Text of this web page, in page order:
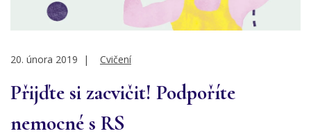
20. února 2019 | Cvičení
Přijďte si zacvičit! Podpoříte
nemocné s RS